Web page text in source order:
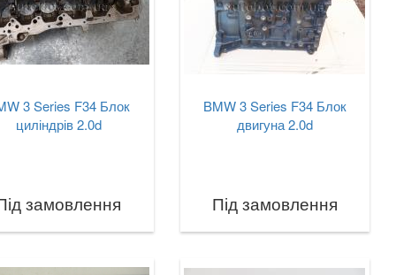
3 Series F34 Блок
циліндрів 2.0d
замовлення
BMW 3 Series F34 Блок
двигуна 2.0d
Під замовлення